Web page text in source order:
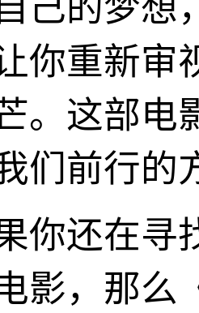
己的梦想
你重新审
。这部电
们前行的
你还在寻
影，那么